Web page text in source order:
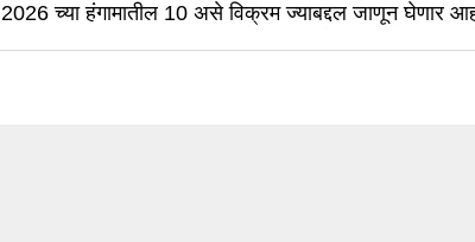
2026 च्या हंगामातील 10 असे विक्रम ज्याबद्दल जाणून घेणार